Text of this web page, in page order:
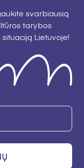
svarbiausią
tarybos
Lietuvoje!